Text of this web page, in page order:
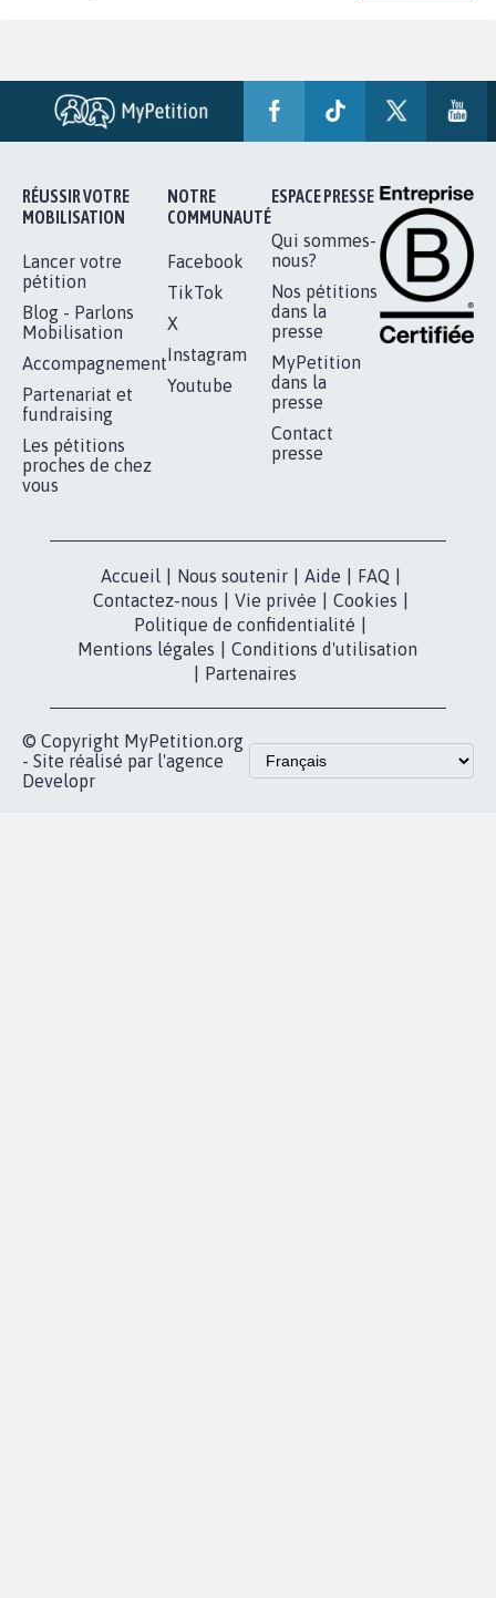
RÉUSSIR VOTRE
MOBILISATION
Lancer votre
pétition
Blog - Parlons
Mobilisation
Accompagnement
Partenariat et
fundraising
Les pétitions
proches de chez
vous
NOTRE
COMMUNAUTÉ
Facebook
TikTok
X
Instagram
Youtube
ESPACE PRESSE
Qui sommes-
nous?
Nos pétitions
dans la
presse
MyPetition
dans la
presse
Contact
presse
Accueil Nous soutenir Aide FAQ
Contactez-nous
Vie privée Cookies
Politique de confidentialité
Mentions légales
Conditions d'utilisation
Partenaires
© Copyright MyPetition.org
- Site réalisé par l'agence
Developr